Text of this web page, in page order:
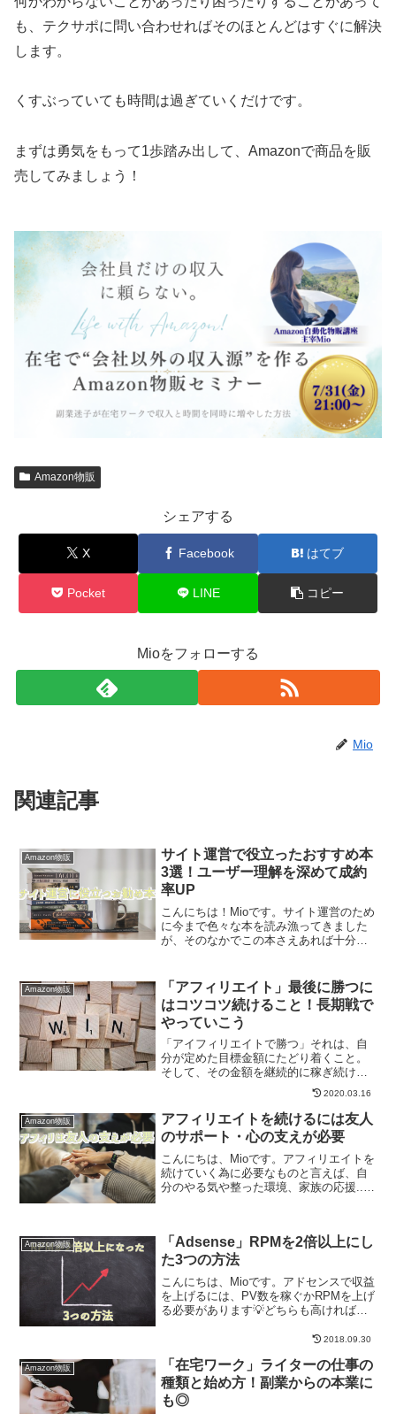
も、テクサポに問い合わせればそのほとんどはすぐに解決
します。
くすぶっていても時間は過ぎていくだけです。
まずは勇気をもって1歩踏み出して、Amazonで商品を販
売してみましょう！
Amazon物販
シェアする
X Facebook はてブ
Pocket LINE コピー
Mioをフォローする
Mio
関連記事
Amazon物販
サイト運営で役立ったおすすめ本
3選！ユーザー理解を深めて成約
率UP
こんにちは！Mioです。サイト運営のため
に今まで色々な本を読み漁ってきました
が、そのなかでこの本さえあれば十分！
選してご紹介したいと思います。この3冊
があれば、他の本...
Amazon物販
「アフィリエイト」最後に勝つに
はコツコツ続けること！長期戦で
やっていこう
「アイフィリエイトで勝つ」それは、自
分が定めた目標金額にたどり着くこと。
そして、その金額を継続的に稼ぎ続ける
状態のことです。この状態までいく人は
一体どれくらい居るんでしょうか...多分
アフィリエイター全体のうちのほんの一
握りかと思います。度...
2020.03.16
Amazon物販
アフィリエイトを続けるには友人
のサポート・心の支えが必要
こんにちは、Mioです。アフィリエイトを
続けていく為に必要なものと言えば、自
分のやる気や整った環境、家族の応援...
になることやアフ...
Amazon物販
「Adsense」RPMを2倍以上にし
た3つの方法
こんにちは、Mioです。アドセンスで収益
を上げるには、PV数を稼ぐかRPMを上げ
る必要があります💡どちらも高ければそ
しかないのであればRPMを上げるほうが
くつかのポイン...
2018.09.30
Amazon物販
「在宅ワーク」ライターの仕事の
種類と始め方！副業からの本業に
も◎